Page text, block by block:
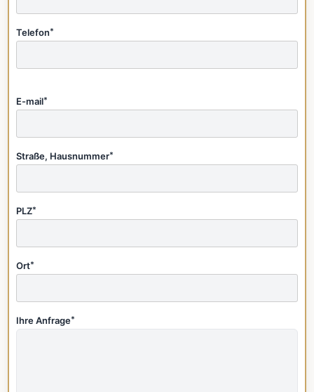
Telefon*
E-mail*
Straße, Hausnummer*
PLZ*
Ort*
Ihre Anfrage*